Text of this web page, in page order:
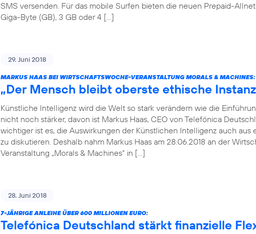
SMS versenden. Für das mobile Surfen bieten die neuen Prepaid-
Giga-Byte (GB), 3 GB oder 4 […]
29. Juni 2018
MARKUS HAAS BEI WIRTSCHAFTSWOCHE-VERANSTALTUNG MORALS & MACHINES:
„Der Mensch bleibt oberste ethische
Künstliche Intelligenz wird die Welt so stark verändern wie die
nicht noch stärker, davon ist Markus Haas, CEO von Telefónica
wichtiger ist es, die Auswirkungen der Künstlichen Intelligenz auch aus
zu diskutieren. Deshalb nahm Markus Haas am 28.06.2018 an der
Veranstaltung „Morals & Machines“ in […]
28. Juni 2018
7-JÄHRIGE ANLEIHE ÜBER 600 MILLIONEN EURO:
Telefónica Deutschland stärkt finanzielle